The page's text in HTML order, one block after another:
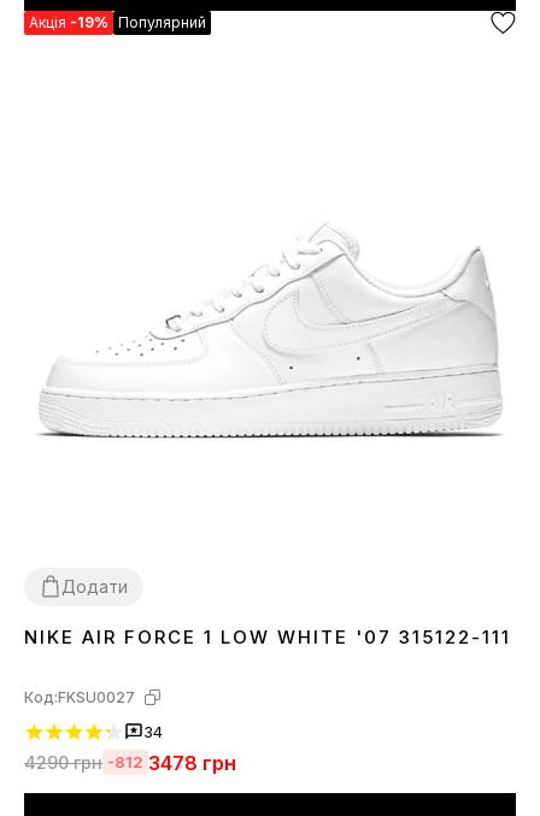
Акція -19% Популярний
Додати
3637 38 39 40414243 444546
NIKE AIR FORCE 1 LOW WHITE '07 315122-111
Код:FKSU0027
34
4290грн -812 3478 грн